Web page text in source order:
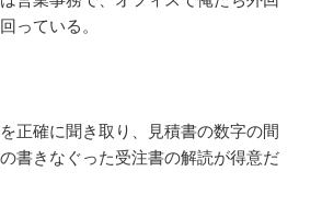
っている。
正確に聞き取り、見積書の数字の間
書きなぐった受注書の解読が得意だ